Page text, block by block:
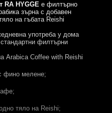
RA HYGGE е филтърно
зърна с добавен
на гъбата Reishi
употреба у дома
филтърни
Arabica Coffee with Reishi
фино мелене;
тяло на Reishi;